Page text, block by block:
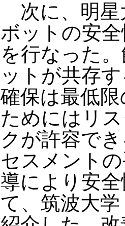
次に、明星
ボットの安
を行なった
ットが共存
確保は最低
ためにはリ
クが許容で
セスメント
導により安
て、筑波大